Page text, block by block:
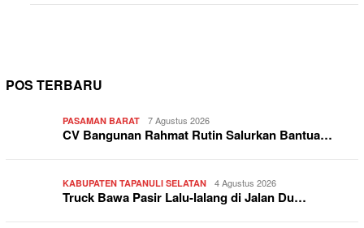
POS TERBARU
PASAMAN BARAT 7 Agustus 2026
CV Bangunan Rahmat Rutin Salurkan Bantua…
KABUPATEN TAPANULI SELATAN 4 Agustus 2026
Truck Bawa Pasir Lalu-lalang di Jalan Du…